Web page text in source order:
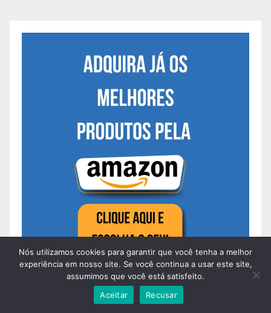
Nós utilizamos cookies para garantir que você tenha a melhor
experiência em nosso site. Se você continua a usar este site,
assumimos que você está satisfeito.
Aceitar
Recusar